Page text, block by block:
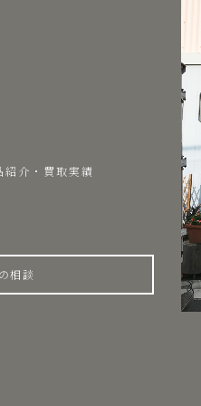
介・買取実績
相談